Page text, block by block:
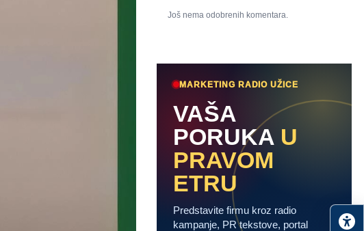
Još nema odobrenih komentara.
MARKETING RADIO UŽICE
VAŠA
PORUKA U
PRAVOM
ETRU
Predstavite firmu kroz radio
kampanje, PR tekstove, portal